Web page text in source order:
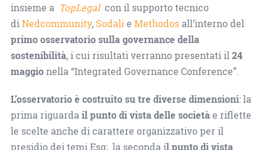
insieme a TopLegal con il supporto tecnico
diNedcommunity, Sodalie Methodosall’interno del
primo osservatorio sulla governance della
sostenibilità, i cui risultati verranno presentati il24
maggionella “Integrated Governance Conference”.
L’osservatorio è costruito su tre diverse dimensioni: la
prima riguardail punto di vista delle societàe riflette
le scelte anche di carattere organizzativo per il
presidio dei temi Esg; la seconda il punto di vista